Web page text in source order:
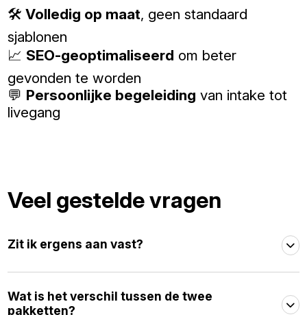
🛠️Volledig op maat, geen standaard
sjablonen
📈 SEO-geoptimaliseerd om beter
gevonden te worden
💬 Persoonlijke begeleiding van intake tot
livegang
Veel gestelde vragen
Zit ik ergens aan vast?
Wat is het verschil tussen de twee
pakketten?